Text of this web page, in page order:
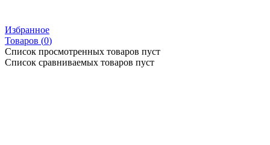
Избранное
Товаров (0)
Список просмотренных товаров пуст
Список сравниваемых товаров пуст